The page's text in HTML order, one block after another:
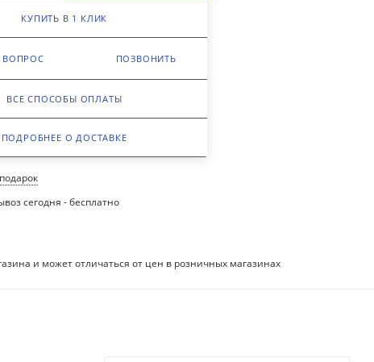
КУПИТЬ В 1 КЛИК
ВОПРОС ПОЗВОНИТЬ
ВСЕ СПОСОБЫ ОПЛАТЫ
ПОДРОБНЕЕ О ДОСТАВКЕ
сегодня - бесплатно
и может отличаться от цен в розничных магазинах